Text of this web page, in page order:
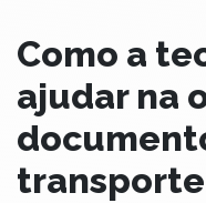
Como a
ajudar na
transporte